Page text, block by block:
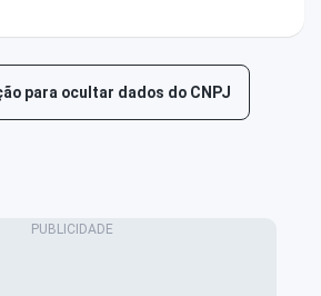
para ocultar dados do CNPJ